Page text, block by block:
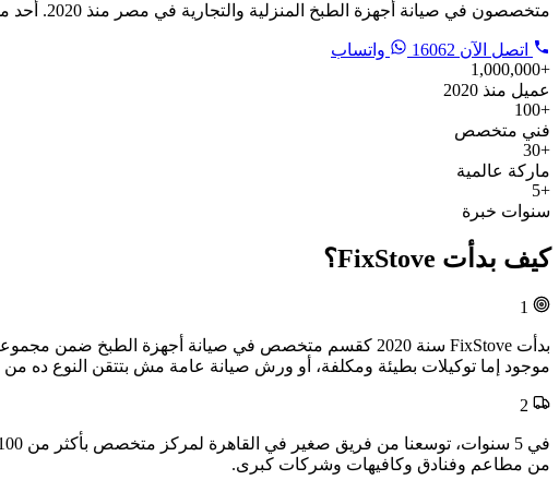
متخصصون في صيانة أجهزة الطبخ المنزلية والتجارية في مصر منذ 2020. أحد مشاريع Smart Services. خدمنا أكثر من مليون عميل، وعندنا أكثر من 100 فني متخصص.
اتصل الآن 16062
واتساب
+1,000,000
عميل منذ 2020
+100
فني متخصص
+30
ماركة عالمية
+5
سنوات خبرة
كيف بدأت FixStove؟
1
موجود إما توكيلات بطيئة ومكلفة، أو ورش صيانة عامة مش بتتقن النوع ده من
2
من مطاعم وفنادق وكافيهات وشركات كبرى.